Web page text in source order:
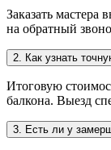
Заказать мастера
на обратный
2. Как узнать
Итоговую
балкона. Выезд
3. Есть ли у